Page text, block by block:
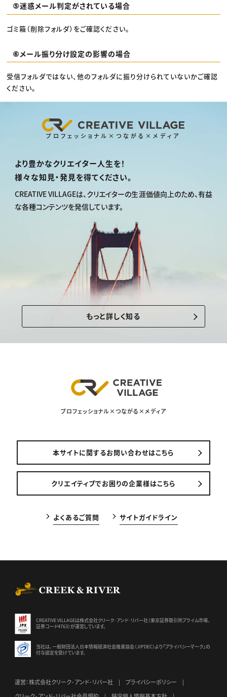
⑤迷惑メール判定がされている場合
ゴミ箱（削除フォルダ）をご確認ください。
⑥メール振り分け設定の影響の場合
受信フォルダではない、他のフォルダに振り分けられていないかご確認
ください。
プロフェッショナル×つながる×メディア
より豊かなクリエイター人生を！
様々な知見・発見を得てください。
CREATIVE VILLAGEは、 クリエイターの生涯価値向上のため、有益
な各種コンテンツを発信しています。
もっと詳しく知る
プロフェッショナル×つながる×メディア
本サイトに関するお問い合わせはこちら
クリエイティブでお困りの企業様はこちら
よくあるご質問 サイトガイドライン
CREATIVE VILLAGEは株式会社クリーク･アンド･リバー社（東京証券取引所プライム市場、
証券コード4763）が運営しています。
当社は、一般財団法人日本情報経済社会推進協会（JIPDEC）より 「プライバシーマーク」の
付与認定を受けています。
運営：株式会社クリーク･アンド･リバー社
プライバシーポリシー